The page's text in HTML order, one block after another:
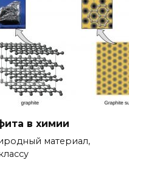
в химии
материал,